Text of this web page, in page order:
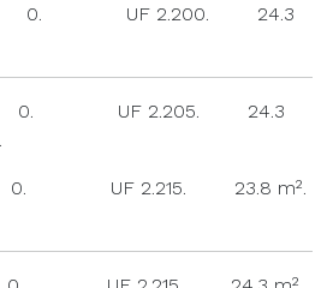
0. UF 2.200. 24.3
0. UF 2.205. 24.3
UF 2.215. 23.8 m².